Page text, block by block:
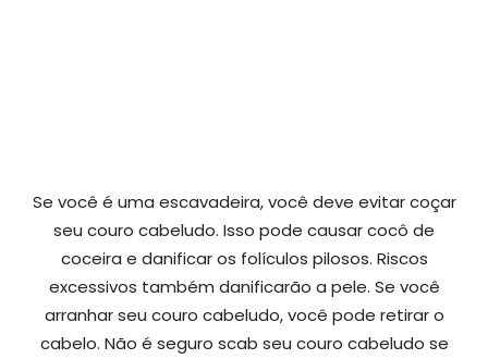
Se você é uma escavadeira, você deve evitar coçar
seu couro cabeludo. Isso pode causar cocô de
coceira e danificar os folículos pilosos. Riscos
excessivos também danificarão a pele. Se você
arranhar seu couro cabeludo, você pode retirar o
cabelo. Não é seguro scab seu couro cabeludo se